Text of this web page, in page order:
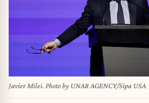
Javier Milei. Photo by UNAR AGENCY/Sipa USA